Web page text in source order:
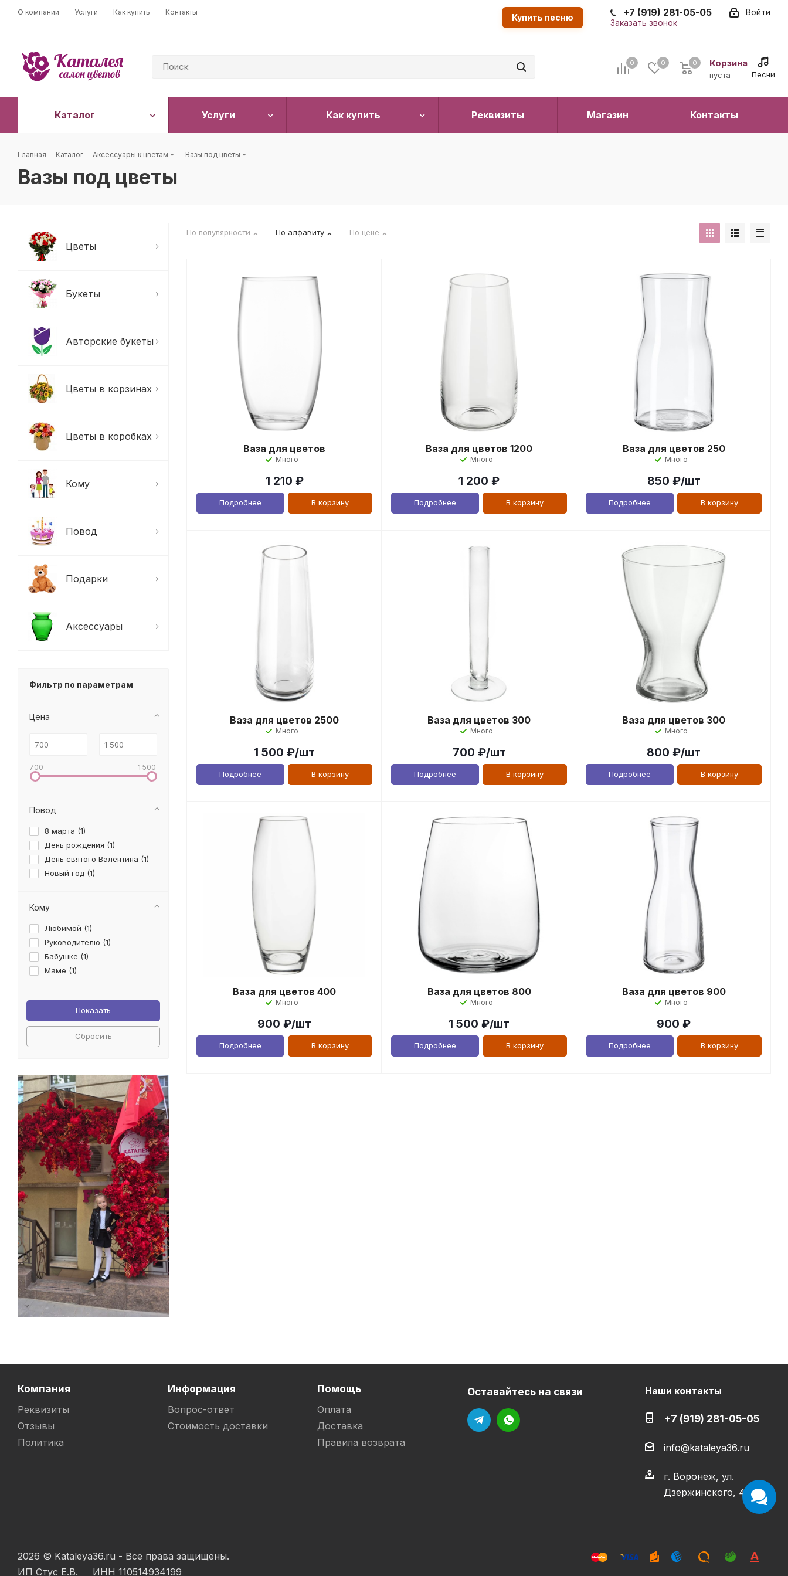
О компании Услуги Как купить Контакты Войти
+7 (919) 281-05-05
Заказать звонок
Купить песню
0 0 Корзина
0
пуста
0
Песни
Каталог Услуги Как купить Реквизиты Магазин Контакты
Главная - Каталог - Аксессуары к цветам - Вазы под цветы
Вазы под цветы
По популярности По алфавиту По цене
Ваза для цветов
Много
1 210 ₽
Подробнее В корзину
Ваза для цветов 1200
Много
1 200 ₽
Подробнее В корзину
Ваза для цветов 250
Много
850 ₽/шт
Подробнее В корзину
Ваза для цветов 2500
Много
1 500 ₽/шт
Подробнее В корзину
Ваза для цветов 300
Много
700 ₽/шт
Подробнее В корзину
Ваза для цветов 300
Много
800 ₽/шт
Подробнее В корзину
Ваза для цветов 400
Много
900 ₽/шт
Подробнее В корзину
Ваза для цветов 800
Много
1 500 ₽/шт
Подробнее В корзину
Ваза для цветов 900
Много
900 ₽
Подробнее В корзину
Цветы
Букеты
Авторские букеты
Цветы в корзинах
Цветы в коробках
Кому
Повод
Подарки
Аксессуары
Фильтр по параметрам
Цена
700 1 500
Повод
8 марта (1)
День рождения (1)
День святого Валентина (1)
Новый год (1)
Кому
Любимой (1)
Руководителю (1)
Бабушке (1)
Маме (1)
Сбросить
Компания
Реквизиты
Отзывы
Политика
Информация
Вопрос-ответ
Стоимость доставки
Помощь
Оплата
Доставка
Правила возврата
Оставайтесь на связи Наши контакты
+7 (919) 281-05-05
info@kataleya36.ru
г. Воронеж, ул.
Дзержинского, 4
2026 © Kataleya36.ru - Все права защищены.
ИП Стус Е.В. ИНН 110514934199